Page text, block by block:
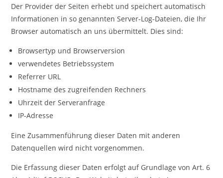
Der Provider der Seiten erhebt und speichert automatisch
Informationen in so genannten Server-Log-Dateien, die Ihr
Browser automatisch an uns übermittelt. Dies sind:
Browsertyp und Browserversion
verwendetes Betriebssystem
Referrer URL
Hostname des zugreifenden Rechners
Uhrzeit der Serveranfrage
IP-Adresse
Eine Zusammenführung dieser Daten mit anderen
Datenquellen wird nicht vorgenommen.
Die Erfassung dieser Daten erfolgt auf Grundlage von Art. 6